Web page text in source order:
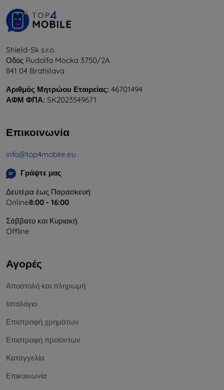
Shield-Sk s.r.o.
Οδός Rudolfa Mocka 3750/2A
841 04 Bratislava
Αριθμός Μητρώου Εταιρείας: 46701494
ΑΦΜ ΦΠΑ: SK2023549671
Επικοινωνία
info@top4mobile.eu
Γράψτε μας
Δευτέρα έως Παρασκευή:
Online8:00 - 16:00
Σάββατο και Κυριακή:
Offline
Αγορές
Αποστολή και πληρωμή
Ιστολόγιο
Επιστροφή χρημάτων
Επιστροφή προϊόντων
Καταγγελία
Επικοινωνία